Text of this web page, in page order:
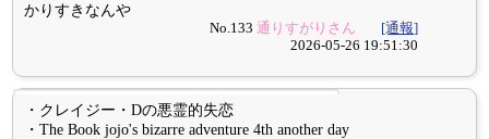
かりすきなんや
No.133通りすがりさん
[通報]
2026-05-26 19:51:30
・クレイジー・Dの悪霊的失恋
・The Book jojo's bizarre adventure 4th another day